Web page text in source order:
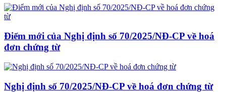
Điểm mới của Nghị định số 70/2025/NĐ-CP về hoá
đơn chứng từ
Nghị định số 70/2025/NĐ-CP về hoá đơn chứng từ